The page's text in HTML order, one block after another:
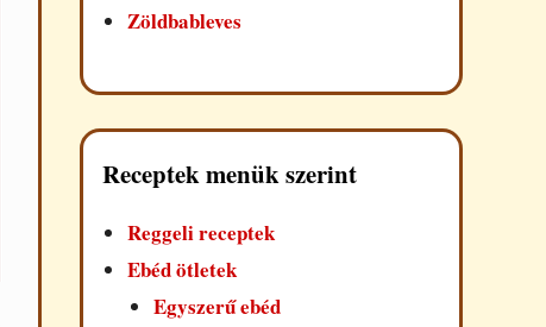
Zöldbableves
Receptek menük szerint
Reggeli receptek
Ebéd ötletek
Egyszerű ebéd